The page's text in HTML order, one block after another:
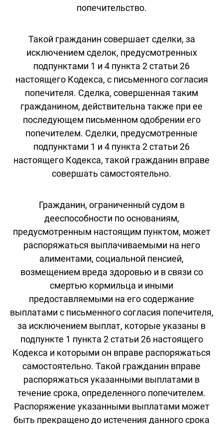
попечительство.
Такой гражданин совершает сделки, за
исключением сделок, предусмотренных
подпунктами 1 и 4 пункта 2 статьи 26
настоящего Кодекса, с письменного согласия
попечителя. Сделка, совершенная таким
гражданином, действительна также при ее
последующем письменном одобрении его
попечителем. Сделки, предусмотренные
подпунктами 1 и 4 пункта 2 статьи 26
настоящего Кодекса, такой гражданин вправе
совершать самостоятельно.
Гражданин, ограниченный судом в
дееспособности по основаниям,
предусмотренным настоящим пунктом, может
распоряжаться выплачиваемыми на него
алиментами, социальной пенсией,
возмещением вреда здоровью и в связи со
смертью кормильца и иными
предоставляемыми на его содержание
выплатами с письменного согласия попечителя,
за исключением выплат, которые указаны в
подпункте 1 пункта 2 статьи 26 настоящего
Кодекса и которыми он вправе распоряжаться
самостоятельно. Такой гражданин вправе
распоряжаться указанными выплатами в
течение срока, определенного попечителем.
Распоряжение указанными выплатами может
быть прекращено до истечения данного срока